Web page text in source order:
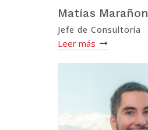
Matías Marañon
Jefe de Consultoría
Leer más